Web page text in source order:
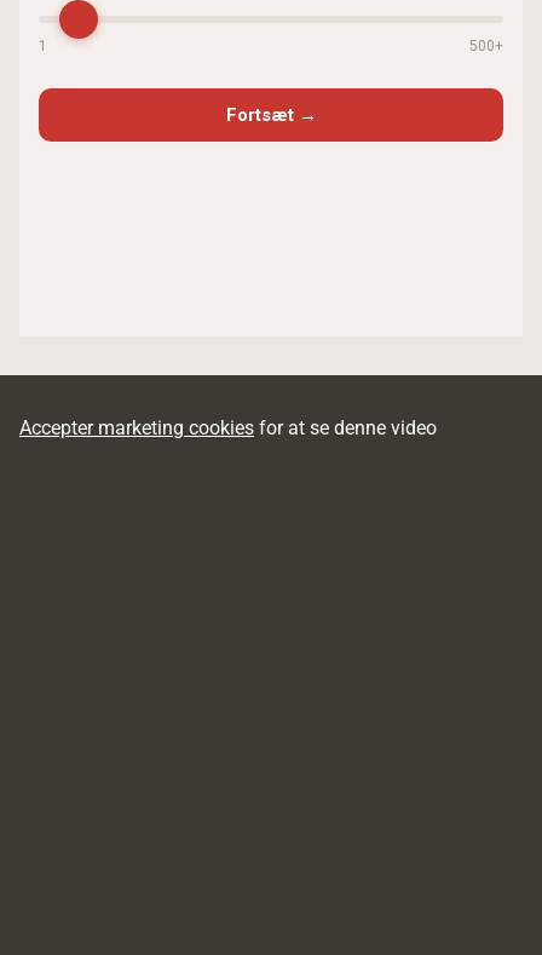
Accepter marketing cookies for at se denne video